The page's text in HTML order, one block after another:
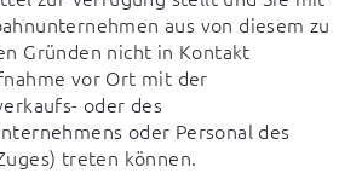
aus von diesem zu
Gründen nicht in Kontakt
vor Ort mit der
oder des
oder Personal des
treten können.